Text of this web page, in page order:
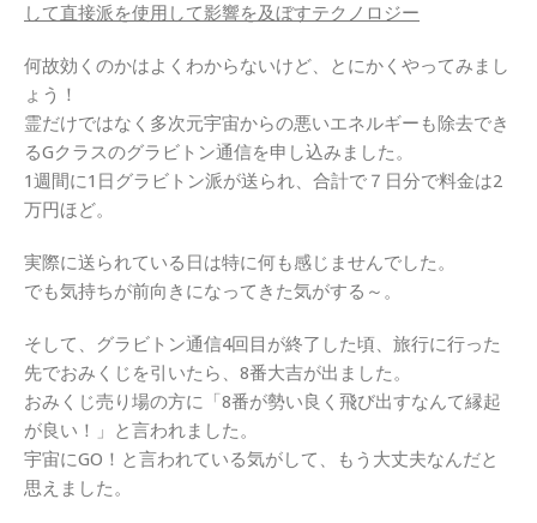
して直接派を使用して影響を及ぼすテクノロジー
何故効くのかはよくわからないけど、とにかくやってみまし
ょう！
霊だけではなく多次元宇宙からの悪いエネルギーも除去でき
るGクラスのグラビトン通信を申し込みました。
1週間に1日グラビトン派が送られ、合計で７日分で料金は2
万円ほど。
実際に送られている日は特に何も感じませんでした。
でも気持ちが前向きになってきた気がする～。
そして、グラビトン通信4回目が終了した頃、旅行に行った
先でおみくじを引いたら、8番大吉が出ました。
おみくじ売り場の方に「8番が勢い良く飛び出すなんて縁起
が良い！」と言われました。
宇宙にGO！と言われている気がして、もう大丈夫なんだと
思えました。